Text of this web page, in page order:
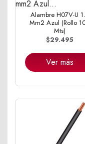
Alambre H07V-U
Mm2 Azul (Rollo
Mts)
$29.495
Ver más